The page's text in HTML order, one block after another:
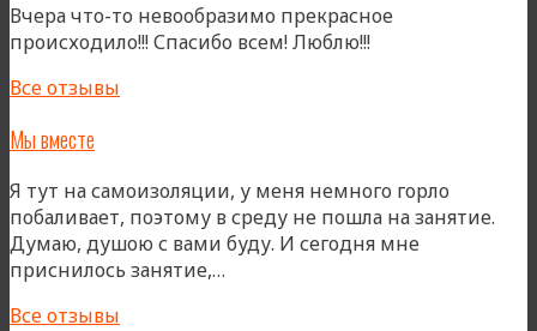
Вчера что-то невообразимо прекрасное
происходило!!! Спасибо всем! Люблю!!!
Все отзывы
Мы вместе
Я тут на самоизоляции, у меня немного горло
побаливает, поэтому в среду не пошла на занятие.
Думаю, душою с вами буду. И сегодня мне
приснилось занятие,…
Все отзывы